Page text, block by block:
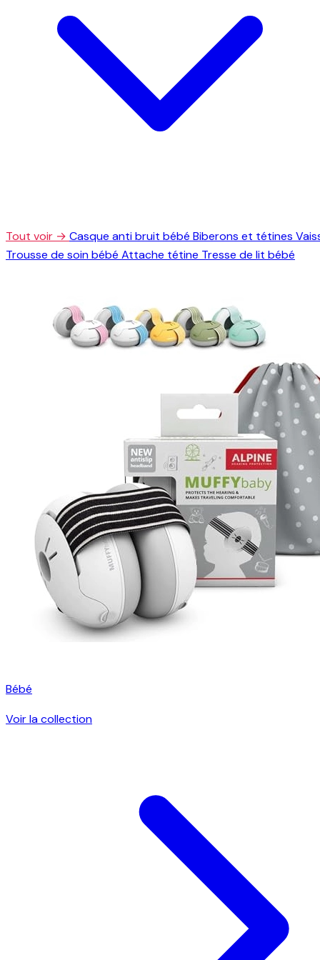
Tout voir → Casque anti bruit bébé Biberons et tétines
Trousse de soin bébé Attache tétine Tresse de lit bébé
Bébé
Voir la collection